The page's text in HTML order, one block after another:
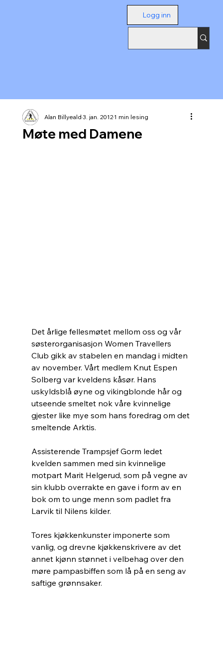
Logg inn
Møte med Damene
Alan Billyeald3. jan. 20121 min lesing
Det årlige fellesmøtet mellom oss og vår
søsterorganisasjon Women Travellers
Club gikk av stabelen en mandag i midten
av november. Vårt medlem Knut Espen
Solberg var kveldens kåsør. Hans
uskyldsblå øyne og vikingblonde hår og
utseende smeltet nok våre kvinnelige
gjester like mye som hans foredrag om det
smeltende Arktis.
Assisterende Trampsjef Gorm ledet
kvelden sammen med sin kvinnelige
motpart Marit Helgerud, som på vegne av
sin klubb overrakte en gave i form av en
bok om to unge menn som padlet fra
Larvik til Nilens kilder.
Tores kjøkkenkunster imponerte som
vanlig, og drevne kjøkkenskrivere av det
annet kjønn stønnet i velbehag over den
møre pampasbiffen som lå på en seng av
saftige grønnsaker.